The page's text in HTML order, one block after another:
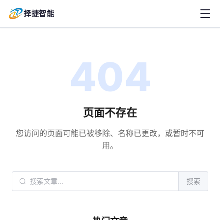
择捷智能
404
页面不存在
您访问的页面可能已被移除、名称已更改，或暂时不可
用。
搜索